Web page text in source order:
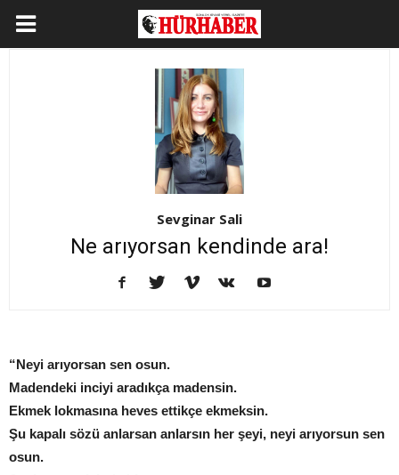
Sevginar Sali
Ne arıyorsan kendinde ara!
“Neyi arıyorsan sen osun.
Madendeki inciyi aradıkça madensin.
Ekmek lokmasına heves ettikçe ekmeksin.
Şu kapalı sözü anlarsan anlarsın her şeyi, neyi arıyorsun sen
osun.